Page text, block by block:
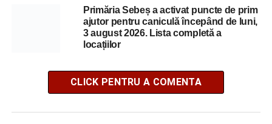
Primăria Sebeș a activat puncte de prim
ajutor pentru caniculă începând de luni,
3 august 2026. Lista completă a
locațiilor
CLICK PENTRU A COMENTA